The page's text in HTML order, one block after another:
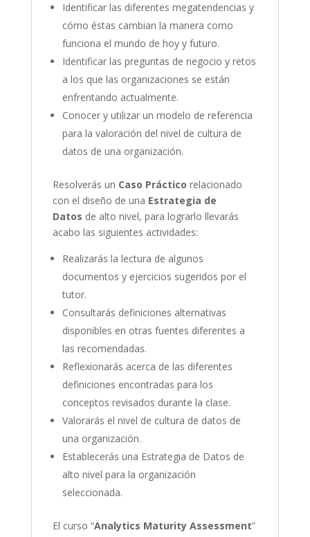
Identificar las diferentes megatendencias y
cómo éstas cambian la manera como
funciona el mundo de hoy y futuro.
Identificar las preguntas de negocio y retos
a los que las organizaciones se están
enfrentando actualmente.
Conocer y utilizar un modelo de referencia
para la valoración del nivel de cultura de
datos de una organización.
Resolverás un Caso Práctico relacionado
con el diseño de una Estrategia de
Datos de alto nivel, para lograrlo llevarás
acabo las siguientes actividades:
Realizarás la lectura de algunos
documentos y ejercicios sugeridos por el
tutor.
Consultarás definiciones alternativas
disponibles en otras fuentes diferentes a
las recomendadas.
Reflexionarás acerca de las diferentes
definiciones encontradas para los
conceptos revisados durante la clase.
Valorarás el nivel de cultura de datos de
una organización.
Establecerás una Estrategia de Datos de
alto nivel para la organización
seleccionada.
El curso “Analytics Maturity Assessment”